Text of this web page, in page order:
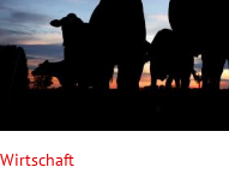
Wirtschaft